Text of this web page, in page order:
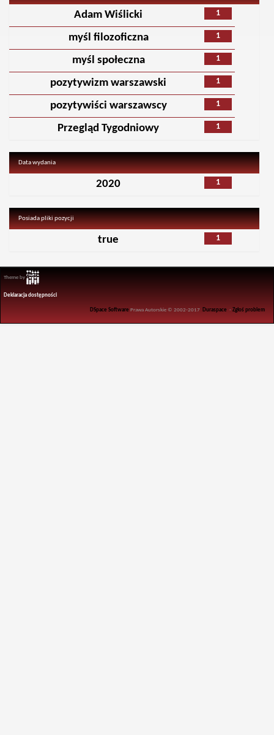
1
Adam Wiślicki
1
myśl filozoficzna
1
myśl społeczna
1
pozytywizm warszawski
1
pozytywiści warszawscy
1
Przegląd Tygodniowy
Data wydania
1
2020
Posiada pliki pozycji
1
true
Theme by
Deklaracja dostępności
DSpace Software Prawa Autorskie © 2002-2017 Duraspace -Zgłoś problem